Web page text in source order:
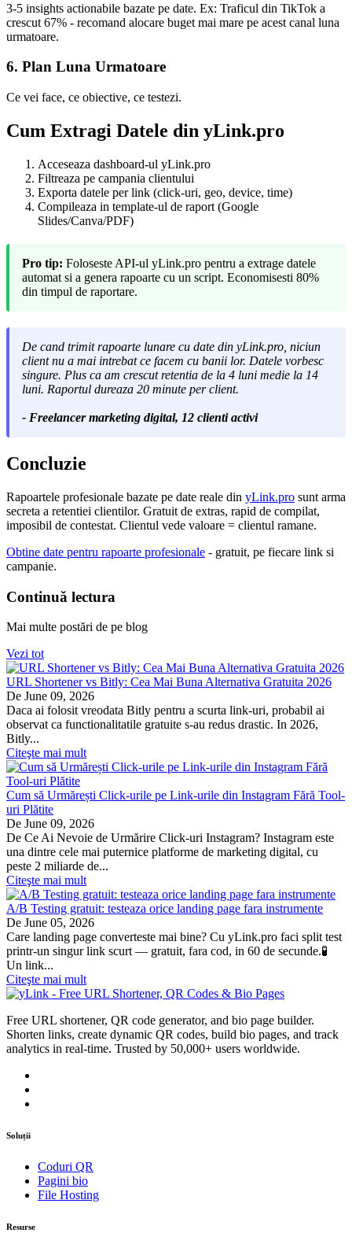
3-5 insights actionabile bazate pe date. Ex: Traficul din TikTok a
crescut 67% - recomand alocare buget mai mare pe acest canal luna
urmatoare.
6. Plan Luna Urmatoare
Ce vei face, ce obiective, ce testezi.
Cum Extragi Datele din yLink.pro
Acceseaza dashboard-ul yLink.pro
Filtreaza pe campania clientului
Exporta datele per link (click-uri, geo, device, time)
Compileaza in template-ul de raport (Google
Slides/Canva/PDF)
Pro tip: Foloseste API-ul yLink.pro pentru a extrage datele
automat si a genera rapoarte cu un script. Economisesti 80%
din timpul de raportare.
De cand trimit rapoarte lunare cu date din yLink.pro, niciun
client nu a mai intrebat ce facem cu banii lor. Datele vorbesc
singure. Plus ca am crescut retentia de la 4 luni medie la 14
luni. Raportul dureaza 20 minute per client.
- Freelancer marketing digital, 12 clienti activi
Concluzie
Rapoartele profesionale bazate pe date reale din yLink.pro sunt arma
secreta a retentiei clientilor. Gratuit de extras, rapid de compilat,
imposibil de contestat. Clientul vede valoare = clientul ramane.
Obtine date pentru rapoarte profesionale - gratuit, pe fiecare link si
campanie.
Continuă lectura
Mai multe postări de pe blog
Vezi tot
URL Shortener vs Bitly: Cea Mai Buna Alternativa Gratuita 2026
De June 09, 2026
Daca ai folosit vreodata Bitly pentru a scurta link-uri, probabil ai
observat ca functionalitatile gratuite s-au redus drastic. In 2026,
Bitly...
Citeşte mai mult
Cum să Urmărești Click-urile pe Link-urile din Instagram Fără Tool-
uri Plătite
De June 09, 2026
De Ce Ai Nevoie de Urmărire Click-uri Instagram? Instagram este
una dintre cele mai puternice platforme de marketing digital, cu
peste 2 miliarde de...
Citeşte mai mult
A/B Testing gratuit: testeaza orice landing page fara instrumente
De June 05, 2026
Care landing page converteste mai bine? Cu yLink.pro faci split test
printr-un singur link scurt — gratuit, fara cod, in 60 de secunde.🧪
Un link...
Citeşte mai mult
Free URL shortener, QR code generator, and bio page builder.
Shorten links, create dynamic QR codes, build bio pages, and track
analytics in real-time. Trusted by 50,000+ users worldwide.
Soluții
Coduri QR
Pagini bio
File Hosting
Resurse